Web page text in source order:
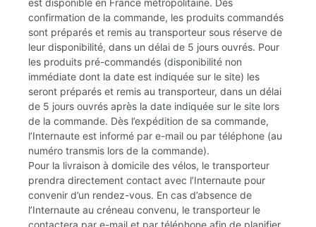
est disponible en France métropolitaine. Dès
confirmation de la commande, les produits commandés
sont préparés et remis au transporteur sous réserve de
leur disponibilité, dans un délai de 5 jours ouvrés. Pour
les produits pré-commandés (disponibilité non
immédiate dont la date est indiquée sur le site) les
seront préparés et remis au transporteur, dans un délai
de 5 jours ouvrés après la date indiquée sur le site lors
de la commande. Dès l’expédition de sa commande,
l’Internaute est informé par e-mail ou par téléphone (au
numéro transmis lors de la commande).
Pour la livraison à domicile des vélos, le transporteur
prendra directement contact avec l’Internaute pour
convenir d’un rendez-vous. En cas d’absence de
l’Internaute au créneau convenu, le transporteur le
contactera par e-mail et par téléphone afin de planifier